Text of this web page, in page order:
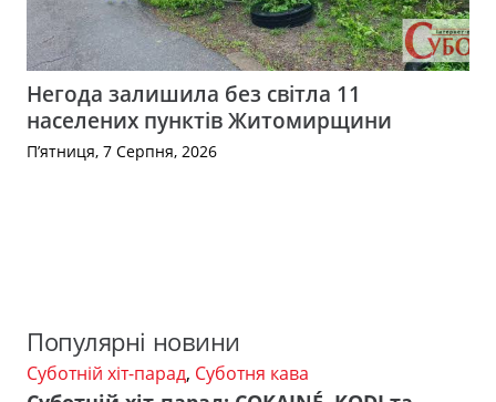
Негода залишила без світла 11
населених пунктів Житомирщини
П’ятниця, 7 Серпня, 2026
Популярні новини
Суботній хіт-парад, Суботня кава